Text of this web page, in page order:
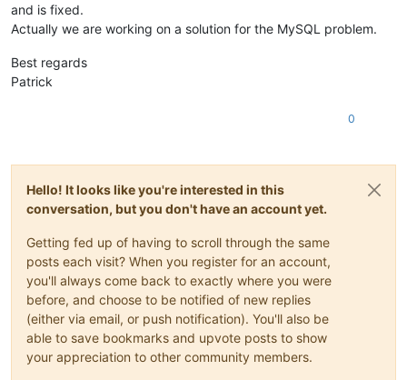
and is fixed.
Actually we are working on a solution for the MySQL problem.
Best regards
Patrick
0
Hello! It looks like you're interested in this
conversation, but you don't have an account yet.
Getting fed up of having to scroll through the same
posts each visit? When you register for an account,
you'll always come back to exactly where you were
before, and choose to be notified of new replies
(either via email, or push notification). You'll also be
able to save bookmarks and upvote posts to show
your appreciation to other community members.